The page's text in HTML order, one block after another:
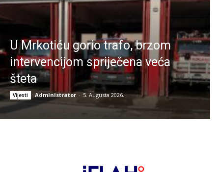
U Mrkotiću gorio trafo, brzom
intervencijom spriječena veća
šteta
Vijesti Administrator - 5. Augusta 2026.